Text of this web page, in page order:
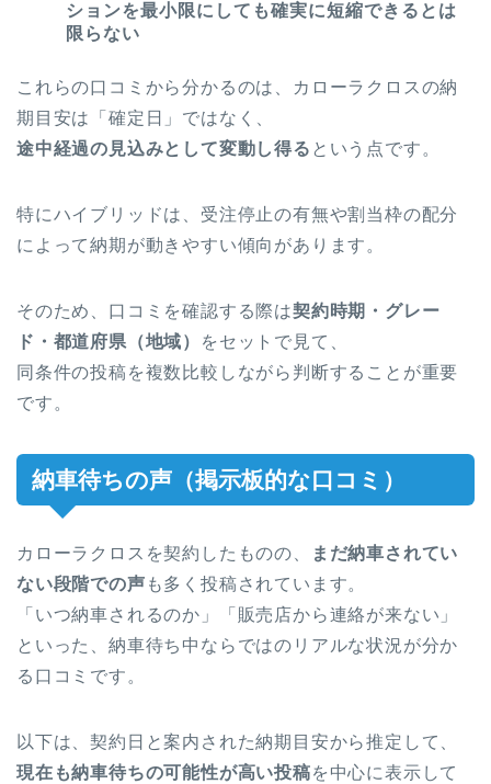
ションを最小限にしても確実に短縮できるとは
限らない
これらの口コミから分かるのは、カローラクロスの納
期目安は「確定日」ではなく、
途中経過の見込みとして変動し得る という点です。
特にハイブリッドは、受注停止の有無や割当枠の配分
によって納期が動きやすい傾向があります。
そのため、口コミを確認する際は契約時期・グレー
ド・都道府県（地域）
をセットで見て、
同条件の投稿を複数比較しながら判断することが重要
です。
納車待ちの声（掲示板的な口コミ）
カローラクロスを契約したものの、
まだ納車されてい
ない段階での声 も多く投稿されています。
「いつ納車されるのか」「販売店から連絡が来ない」
といった、納車待ち中ならではのリアルな状況が分か
る口コミです。
以下は、契約日と案内された納期目安から推定して、
現在も納車待ちの可能性が高い投稿を中心に表示して